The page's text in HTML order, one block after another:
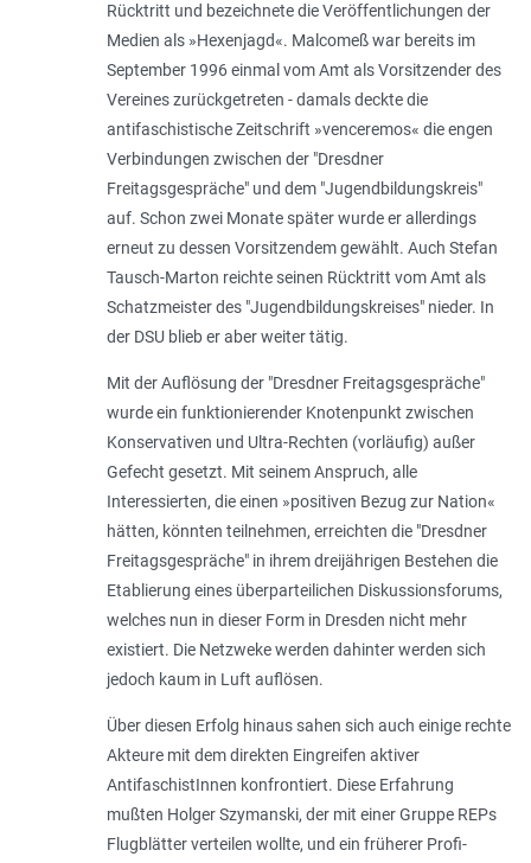
Rücktritt und bezeichnete die Veröffentlichungen der
Medien als »Hexenjagd«. Malcomeß war bereits im
September 1996 einmal vom Amt als Vorsitzender des
Vereines zurückgetreten - damals deckte die
antifaschistische Zeitschrift »venceremos« die engen
Verbindungen zwischen der "Dresdner
Freitagsgespräche" und dem "Jugendbildungskreis"
auf. Schon zwei Monate später wurde er allerdings
erneut zu dessen Vorsitzendem gewählt. Auch Stefan
Tausch-Marton reichte seinen Rücktritt vom Amt als
Schatzmeister des "Jugendbildungskreises" nieder. In
der DSU blieb er aber weiter tätig.
Mit der Auflösung der "Dresdner Freitagsgespräche"
wurde ein funktionierender Knotenpunkt zwischen
Konservativen und Ultra-Rechten (vorläufig) außer
Gefecht gesetzt. Mit seinem Anspruch, alle
Interessierten, die einen »positiven Bezug zur Nation«
hätten, könnten teilnehmen, erreichten die "Dresdner
Freitagsgespräche" in ihrem dreijährigen Bestehen die
Etablierung eines überparteilichen Diskussionsforums,
welches nun in dieser Form in Dresden nicht mehr
existiert. Die Netzweke werden dahinter werden sich
jedoch kaum in Luft auflösen.
Über diesen Erfolg hinaus sahen sich auch einige rechte
Akteure mit dem direkten Eingreifen aktiver
AntifaschistInnen konfrontiert. Diese Erfahrung
mußten Holger Szymanski, der mit einer Gruppe REPs
Flugblätter verteilen wollte, und ein früherer Profi-